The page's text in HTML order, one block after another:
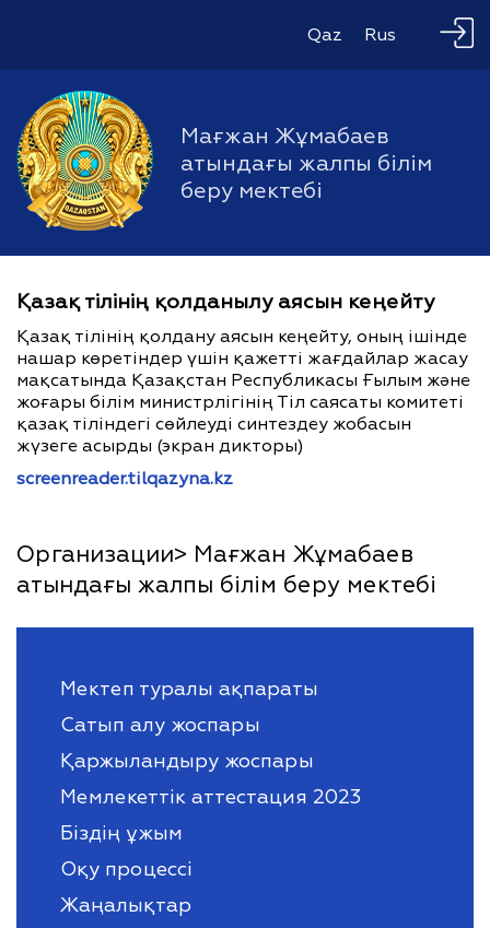
Qaz Rus
Мағжан Жұмабаев
атындағы жалпы білім
беру мектебі
Қазақ тілінің қолданылу аясын кеңейту
Қазақ тілінің қолдану аясын кеңейту, оның ішінде
нашар көретіндер үшін қажетті жағдайлар жасау
мақсатында Қазақстан Республикасы Ғылым және
жоғары білім министрлігінің Тіл саясаты комитеті
қазақ тіліндегі сөйлеуді синтездеу жобасын
жүзеге асырды (экран дикторы)
screenreader.tilqazyna.kz
Организации> Мағжан Жұмабаев
атындағы жалпы білім беру мектебі
Мектеп туралы ақпараты
Сатып алу жоспары
Қаржыландыру жоспары
Мемлекеттік аттестация 2023
Біздің ұжым
Оқу процессі
Жаңалықтар